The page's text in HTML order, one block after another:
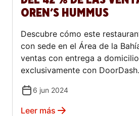
OREN’S HUMMUS
Descubre cómo este
con sede en el Área de la
ventas con entrega a
exclusivamente con DoorDash.
6 jun 2024
Leer más